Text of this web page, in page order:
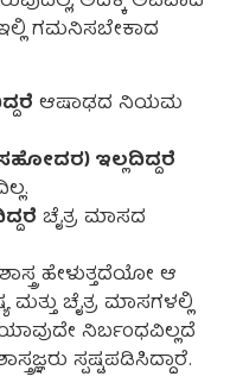
ಗಮನಿಸಬೇಕಾದ
ಆಷಾಢದ ನಿಯಮ
ಸಹೋದರ) ಇಲ್ಲದಿದ್ದರೆ
ಚೈತ್ರ ಮಾಸದ
ಹೇಳುತ್ತದೆಯೋ ಆ
ಮತ್ತು ಚೈತ್ರ ಮಾಸಗಳಲ್ಲಿ
ನಿರ್ಬಂಧವಿಲ್ಲದೆ
ಸ್ಪಷ್ಟಪಡಿಸಿದ್ದಾರೆ.